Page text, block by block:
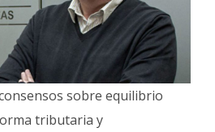
sobre equilibrio
tributaria y